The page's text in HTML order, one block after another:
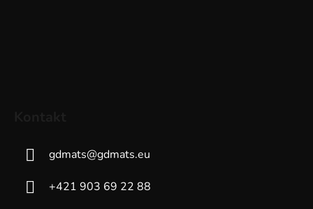
gdmats@gdmats.eu
+421 903 69 22 88